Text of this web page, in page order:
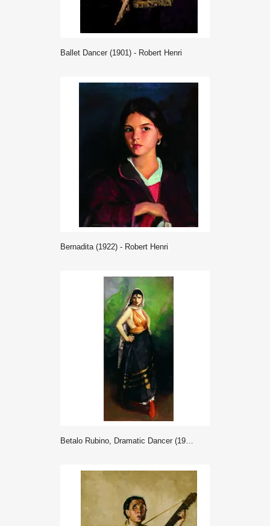
Ballet Dancer (1901) - Robert Henri
Bernadita (1922) - Robert Henri
Betalo Rubino, Dramatic Dancer (1916) - Robert Henri